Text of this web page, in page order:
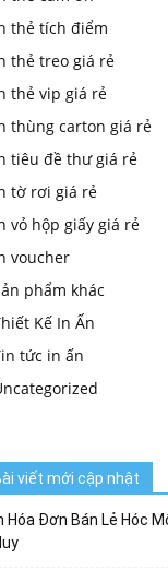
thẻ tích điểm
thẻ treo giá rẻ
thẻ vip giá rẻ
thùng carton giá rẻ
tiêu đề thư giá rẻ
tờ rơi giá rẻ
vỏ hộp giấy giá rẻ
voucher
phẩm khác
Kế In Ấn
tức in ấn
viết mới cập nhật
Hóa Đơn Bán Lẻ Hóc